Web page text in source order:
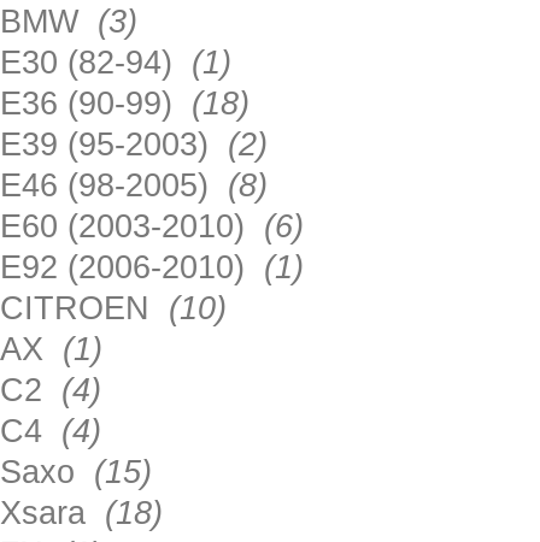
BMW (3)
E30 (82-94) (1)
E36 (90-99) (18)
E39 (95-2003) (2)
E46 (98-2005) (8)
E60 (2003-2010) (6)
E92 (2006-2010) (1)
CITROEN (10)
AX (1)
C2 (4)
C4 (4)
Saxo (15)
Xsara (18)